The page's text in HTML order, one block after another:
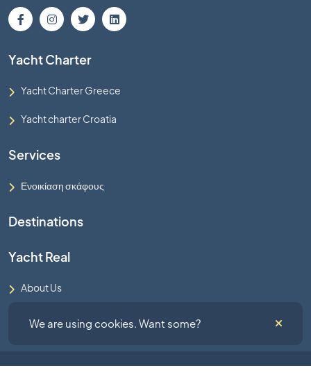
Yacht Charter
Yacht Charter Greece
Yacht charter Croatia
Services
Ενοικίαση σκάφους
Destinations
Yacht Real
About Us
We are using cookies. Want some?